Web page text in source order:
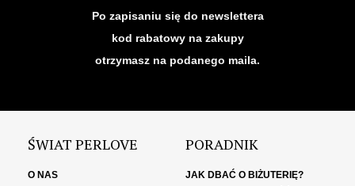
Po zapisaniu się do newslettera
kod rabatowy na zakupy
otrzymasz na podanego maila.
ŚWIAT PERLOVE
O NAS
PORADNIK
JAK DBAĆ O BIŻUTERIĘ?